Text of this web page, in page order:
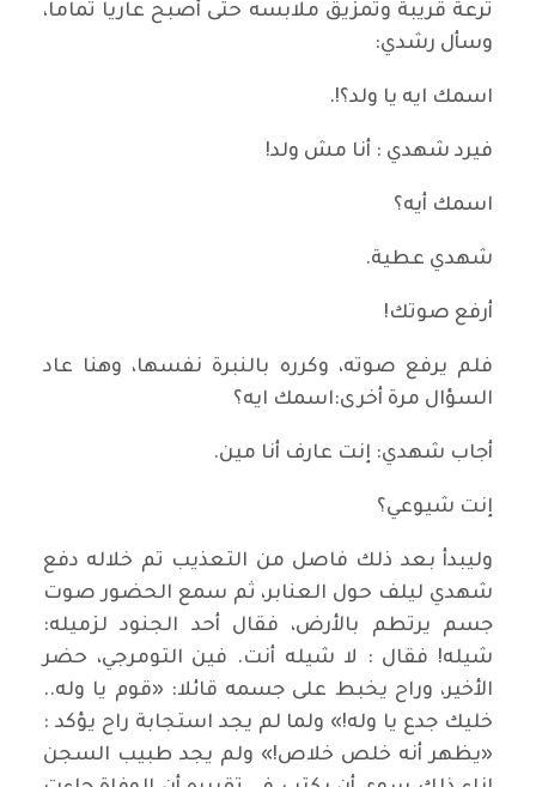
ترعة قريبة وتمزيق ملابسه حتى أصبح عاريا تماما،
وسأل رشدي:
اسمك ايه يا ولد؟!.
فيرد شهدي : أنا مش ولد!
اسمك أيه؟
شهدي عطية.
أرفع صوتك!
فلم يرفع صوته، وكرره بالنبرة نفسها، وهنا عاد
السؤال مرة أخرى:اسمك ايه؟
أجاب شهدي: إنت عارف أنا مين.
إنت شيوعي؟
وليبدأ بعد ذلك فاصل من التعذيب تم خلاله دفع
شهدي ليلف حول العنابر، ثم سمع الحضور صوت
جسم يرتطم بالأرض، فقال أحد الجنود لزميله:
شيله! فقال : لا شيله أنت. فين التومرجي، حضر
الأخير، وراح يخبط على جسمه قائلا: «قوم يا وله..
خليك جدع يا وله!» ولما لم يجد استجابة راح يؤكد :
«يظهر أنه خلص خلاص!» ولم يجد طبيب السجن